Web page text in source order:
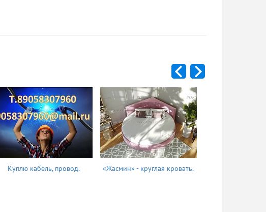
Куплю кабель, провод. «Жасмин» - круглая кровать.